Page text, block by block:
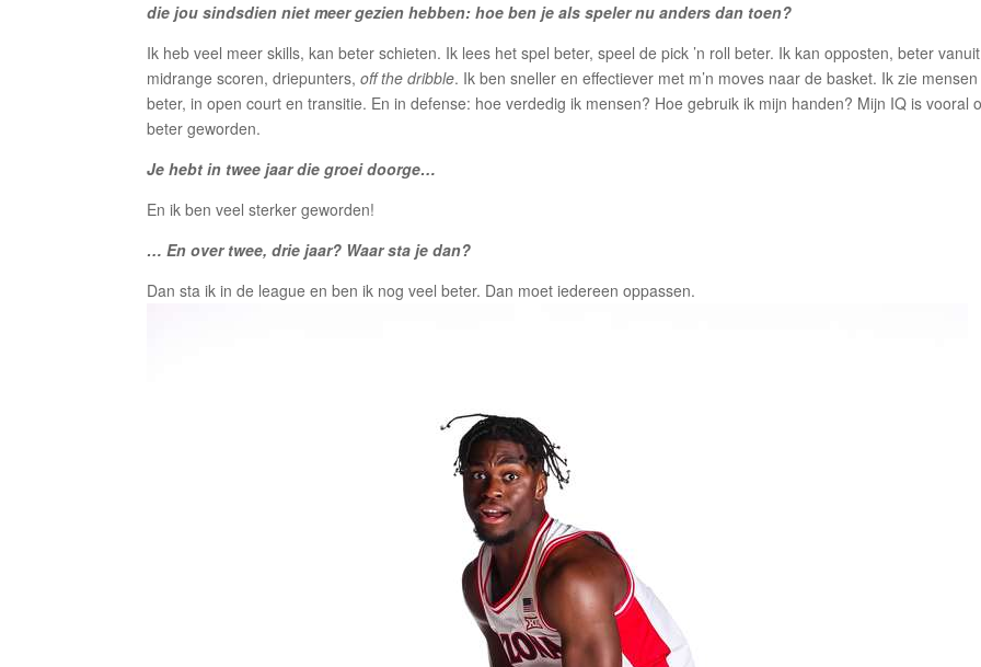
die jou sindsdien niet meer gezien hebben: hoe ben je als speler nu anders dan toen?
Ik heb veel meer skills, kan beter schieten. Ik lees het spel beter, speel de pick ’n roll beter. Ik kan opposten, beter
midrange scoren, driepunters,off the dribble. Ik ben sneller en effectiever met m’n moves naar de basket. Ik zie mensen
beter, in open court en transitie. En in defense: hoe verdedig ik mensen? Hoe gebruik ik mijn handen? Mijn IQ is vooral
beter geworden.
Je hebt in twee jaar die groei doorge…
En ik ben veel sterker geworden!
… En over twee, drie jaar? Waar sta je dan?
Dan sta ik in de league en ben ik nog veel beter. Dan moet iedereen oppassen.